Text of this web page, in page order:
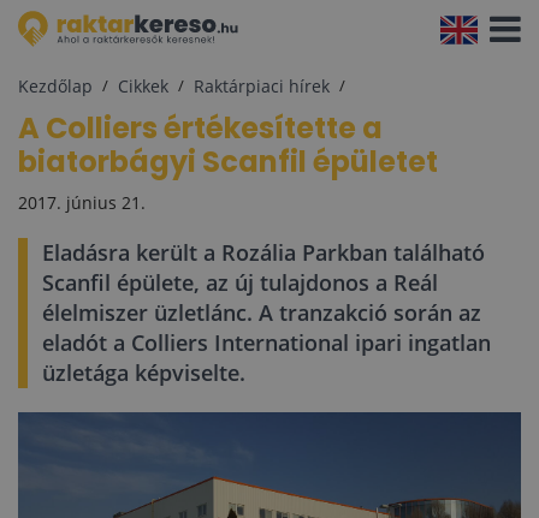
Kezdőlap Cikkek Raktárpiaci hírek
A Colliers értékesítette a
biatorbágyi Scanfil épületet
2017. június 21.
Eladásra került a Rozália Parkban található
Scanfil épülete, az új tulajdonos a Reál
élelmiszer üzletlánc. A tranzakció során az
eladót a Colliers International ipari ingatlan
üzletága képviselte.